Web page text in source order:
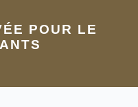
POUR LE